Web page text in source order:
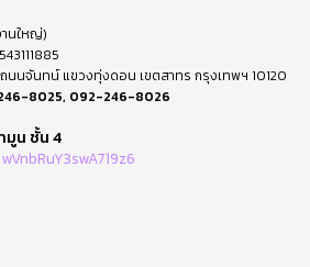
นใหญ่)
นจันทน์ แขวงทุ่งดอน เขตสาทร กรุงเทพฯ 10120
8025, 092-246-8026
มูน ชั้น 4